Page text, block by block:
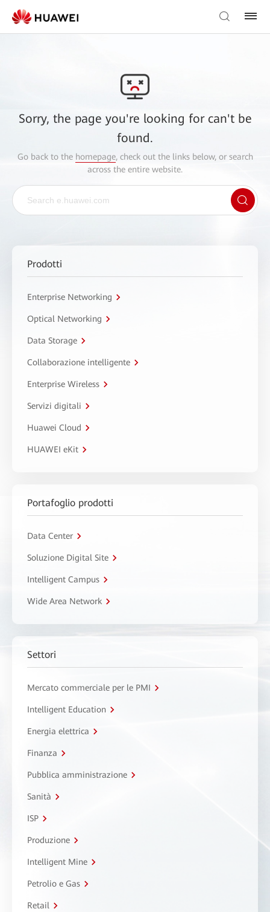
Sorry, the page you're looking for can't be
found.
Go back to the homepage, check out the links below, or search
across the entire website.
Prodotti
Enterprise Networking
Optical Networking
Data Storage
Collaborazione intelligente
Enterprise Wireless
Servizi digitali
Huawei Cloud
HUAWEI eKit
Portafoglio prodotti
Data Center
Soluzione Digital Site
Intelligent Campus
Wide Area Network
Settori
Mercato commerciale per le PMI
Intelligent Education
Energia elettrica
Finanza
Pubblica amministrazione
Sanità
ISP
Produzione
Intelligent Mine
Petrolio e Gas
Retail